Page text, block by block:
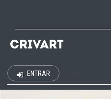
ENTRAR